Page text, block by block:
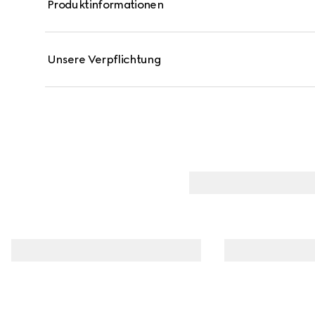
hinzu, bevor Noten aus Jasmine Sambac-Absolue
Produktinformationen
Unsere Verpflichtung